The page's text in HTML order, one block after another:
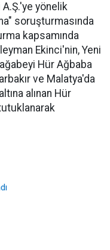
yönelik
soruşturmasında
kapsamında
Ekinci'nin, Yeni
Hür Ağbaba
ve Malatya'da
alınan Hür